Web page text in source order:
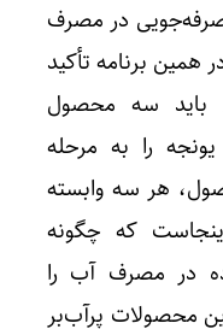
مکعب صرفه‌جویی در مصرف
برنامه تأکید
باید سه محصول
را به مرحله
هر سه وابسته
که چگونه
در مصرف آب را
محصولات پرآب‌بر